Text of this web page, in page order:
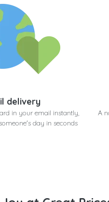
delivery
in your email instantly,
day in seconds
A